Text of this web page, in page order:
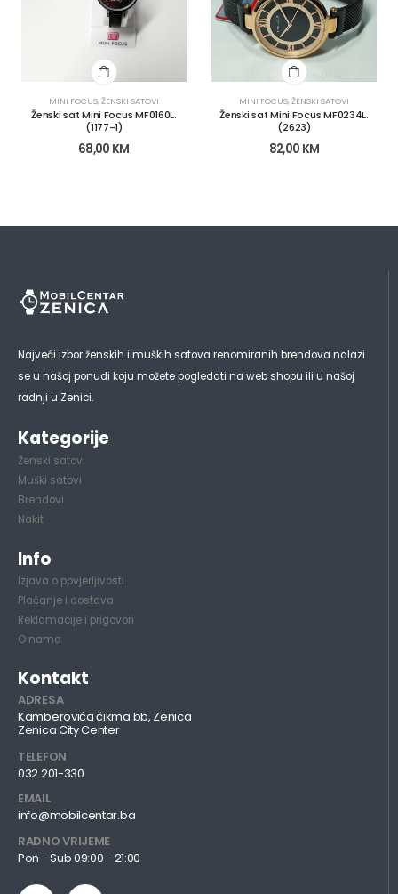
MINI FOCUS,ŽENSKI SATOVI
Ženski sat Mini Focus MF0160L.
(1177-1)
68,00 KM
MINI FOCUS,ŽENSKI SATOVI
Ženski sat Mini Focus MF0234L.
(2623)
82,00 KM
Najveći izbor ženskih i muških satova renomiranih brendova nalazi
se u našoj ponudi koju možete pogledati na web shopu ili u našoj
radnji u Zenici.
Kategorije
Ženski satovi
Muški satovi
Brendovi
Nakit
Info
Izjava o povjerljivosti
Plaćanje i dostava
Reklamacije i prigovori
O nama
Kontakt
ADRESA
Kamberovića čikma bb, Zenica
Zenica City Center
TELEFON
032 201-330
EMAIL
info@mobilcentar.ba
RADNO VRIJEME
Pon - Sub 09:00 - 21:00